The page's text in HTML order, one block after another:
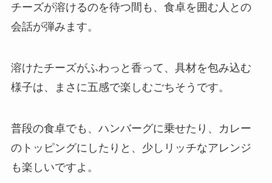
チーズが溶けるのを待つ間も、食卓を囲む人との
会話が弾みます。
溶けたチーズがふわっと香って、具材を包み込む
様子は、まさに五感で楽しむごちそうです。
普段の食卓でも、ハンバーグに乗せたり、カレー
のトッピングにしたりと、少しリッチなアレンジ
も楽しいですよ。